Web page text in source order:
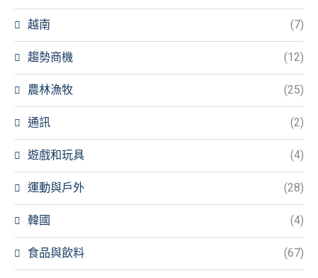
越南 (7)
趨勢商機 (12)
農林漁牧 (25)
通訊 (2)
遊戲和玩具 (4)
運動與戶外 (28)
韓國 (4)
食品與飲料 (67)